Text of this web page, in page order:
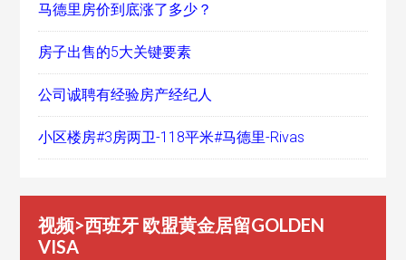
马德里房价到底涨了多少？
房子出售的5大关键要素
公司诚聘有经验房产经纪人
小区楼房#3房两卫-118平米#马德里-Rivas
视频>西班牙 欧盟黄金居留GOLDEN
VISA